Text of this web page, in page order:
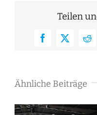
Teilen
Facebook
X
Ähnliche Beiträge